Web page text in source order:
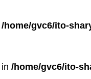
/home/gvc6/ito-
/home/gvc6/ito-